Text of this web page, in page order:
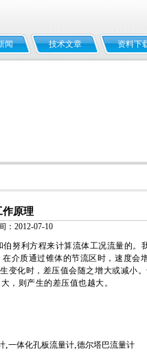
闻 技术文章 资料下
作原理
：2012-07-10
努利方程来计算流体工况流量的。
介质通过锥体的节流区时，速度会
变化时，差压值会随之增大或减小
，则产生的差压值也越大。
,一体化孔板流量计,德尔塔巴流量计